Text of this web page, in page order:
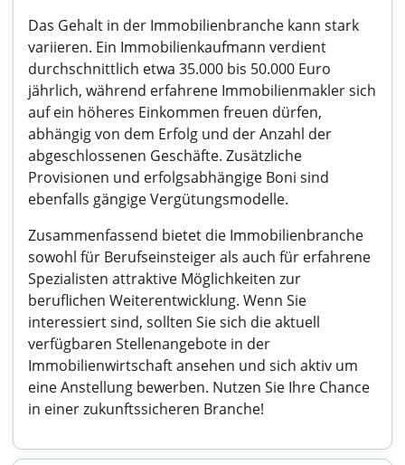
Das Gehalt in der Immobilienbranche kann stark
variieren. Ein Immobilienkaufmann verdient
durchschnittlich etwa 35.000 bis 50.000 Euro
jährlich, während erfahrene Immobilienmakler sich
auf ein höheres Einkommen freuen dürfen,
abhängig von dem Erfolg und der Anzahl der
abgeschlossenen Geschäfte. Zusätzliche
Provisionen und erfolgsabhängige Boni sind
ebenfalls gängige Vergütungsmodelle.
Zusammenfassend bietet die Immobilienbranche
sowohl für Berufseinsteiger als auch für erfahrene
Spezialisten attraktive Möglichkeiten zur
beruflichen Weiterentwicklung. Wenn Sie
interessiert sind, sollten Sie sich die aktuell
verfügbaren Stellenangebote in der
Immobilienwirtschaft ansehen und sich aktiv um
eine Anstellung bewerben. Nutzen Sie Ihre Chance
in einer zukunftssicheren Branche!